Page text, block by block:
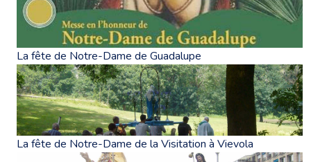
La fête de Notre-Dame de Guadalupe
La fête de Notre-Dame de la Visitation à Vievola